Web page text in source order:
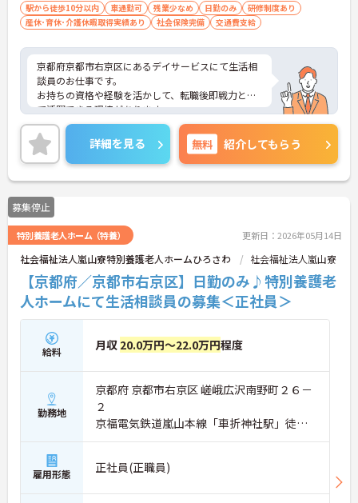
駅から徒歩10分以内 車通勤可 残業少なめ 日勤のみ
研修制度あり
産休･育休･介護休暇取得実績あり
社会保険完備 交通費支給
京都府京都市右京区にあるデイサービスにて生活相
談員のお仕事です。
お持ちの資格や経験を活かして、転職後即戦力とし
て活躍できる環境があります。
ご興味ある方には、面接対策ポイントなど、さらに
詳細をお話しいたしますのでお気軽にご相談くださ
い。
詳細を見る 無料 紹介してもらう
募集停止
特別養護老人ホーム（特養） 更新日：2026年05月14日
社会福祉法人嵐山寮特別養護老人ホームひろさわ 社会福祉法人嵐山寮
【京都府／京都市右京区】日勤のみ♪特別養護老
人ホームにて生活相談員の募集＜正社員＞
給料 月収 20.0万円～22.0万円程度
勤務地
京都府 京都市右京区 嵯峨広沢南野町２６－
２
京福電気鉄道嵐山本線「車折神社駅」徒歩1
0分
雇用形態 正社員(正職員)